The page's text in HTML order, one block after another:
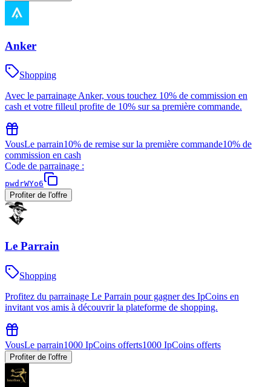
Anker
Shopping
Avec le parrainage Anker, vous touchez 10% de commission en
cash et votre filleul profite de 10% sur sa première commande.
VousLe parrain10% de remise sur la première commande10% de
commission en cash
Code de parrainage :
pwdrWYo6
Profiter de l'offre
Le Parrain
Shopping
Profitez du parrainage Le Parrain pour gagner des IpCoins en
invitant vos amis à découvrir la plateforme de shopping.
VousLe parrain1000 IpCoins offerts1000 IpCoins offerts
Profiter de l'offre